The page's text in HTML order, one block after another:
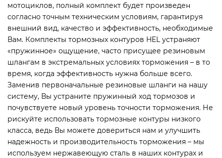
мотоциклов, полный комплект будет произведен
согласно точным техническим условиям, гарантируя
внешний вид, качество и эффективность, необходимые
Вам. Комплекты тормозных контуров HEL устраняют
«пружинное» ощущение, часто присущее резиновым
шлангам в экстремальных условиях торможения – в то
время, когда эффективность нужна больше всего.
Заменив первоначальные резиновые шланги на нашу
систему, Вы устраните пружинный ход тормозов и
почувствуете новый уровень точности торможения. Не
рискуйте использовать тормозные контуры низкого
класса, ведь Вы можете довериться нам и улучшить
надежность и производительность торможения – мы
используем нержавеющую сталь в наших контурах и